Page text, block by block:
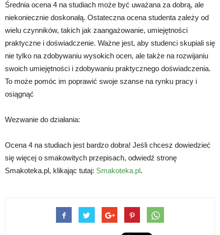
Średnia ocena 4 na studiach może być uważana za dobrą, ale
niekoniecznie doskonałą. Ostateczna ocena studenta zależy od
wielu czynników, takich jak zaangażowanie, umiejętności
praktyczne i doświadczenie. Ważne jest, aby studenci skupiali się
nie tylko na zdobywaniu wysokich ocen, ale także na rozwijaniu
swoich umiejętności i zdobywaniu praktycznego doświadczenia.
To może pomóc im poprawić swoje szanse na rynku pracy i
osiągnąć
Wezwanie do działania:
Ocena 4 na studiach jest bardzo dobra! Jeśli chcesz dowiedzieć
się więcej o smakowitych przepisach, odwiedź stronę
Smakoteka.pl, klikając tutaj: Smakoteka.pl.